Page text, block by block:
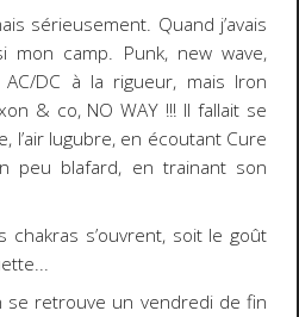
sérieusement. Quand j’avais
mon camp. Punk, new wave,
DC à la rigueur, mais Iron
& co, NO WAY !!! Il fallait se
l’air lugubre, en écoutant Cure
peu blafard, en trainant son
chakras s’ouvrent, soit le goût
se retrouve un vendredi de fin